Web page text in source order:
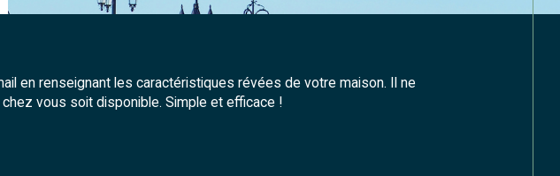
en renseignant les caractéristiques révées de votre maison. Il ne
vous soit disponible. Simple et efficace !